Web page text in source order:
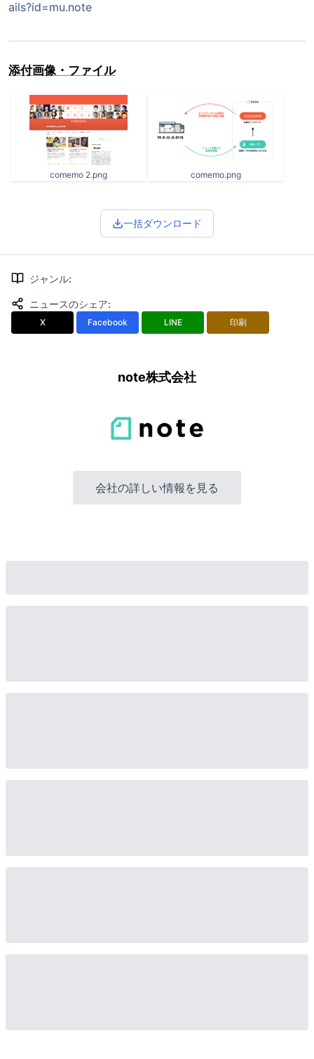
ails?id=mu.note
添付画像・ファイル
comemo 2.png comemo.png
一括ダウンロード
ジャンル:
ニュースのシェア:
X Facebook LINE 印刷
note株式会社
会社の詳しい情報を見る